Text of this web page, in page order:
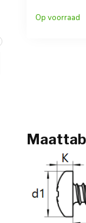
elektronica.
modelbouw
Op voorraad